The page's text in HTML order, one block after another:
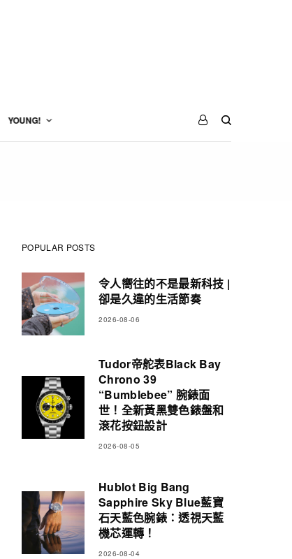
YOUNG!
POPULAR POSTS
令人嚮往的不是最新科技 |
卻是久違的生活節奏
2026-08-06
Tudor帝舵表Black Bay
Chrono 39
“Bumblebee” 腕錶面
世！全新黃黑雙色錶盤和
滾花按鈕設計
2026-08-05
Hublot Big Bang
Sapphire Sky Blue藍寶
石天藍色腕錶：透視天藍
機芯運轉！
2026-08-04